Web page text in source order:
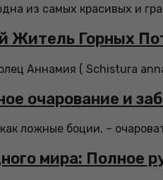
из самых красивых и
Житель Горных
Аннамия ( Schistura
очарование и
ложные боции, –
мира: Полное